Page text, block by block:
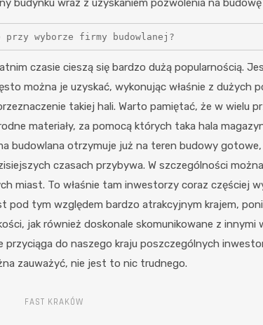
budynku wraz z uzyskaniem pozwolenia na
przy wyborze firmy budowlanej?
czasie cieszą się bardzo dużą popularnością.
można je uzyskać, wykonując właśnie z
takiej hali. Warto pamiętać, że w wielu
materiały, za pomocą których taka hala
budowlana otrzymuje już na teren budowy
czasach przybywa. W szczególności
miast. To właśnie tam inwestorzy coraz
pod tym względem bardzo atrakcyjnym krajem,
jak również doskonale skomunikowane z
przyciąga do naszego kraju poszczególnych
zauważyć, nie jest to nic trudnego.
FAST KRAKÓW